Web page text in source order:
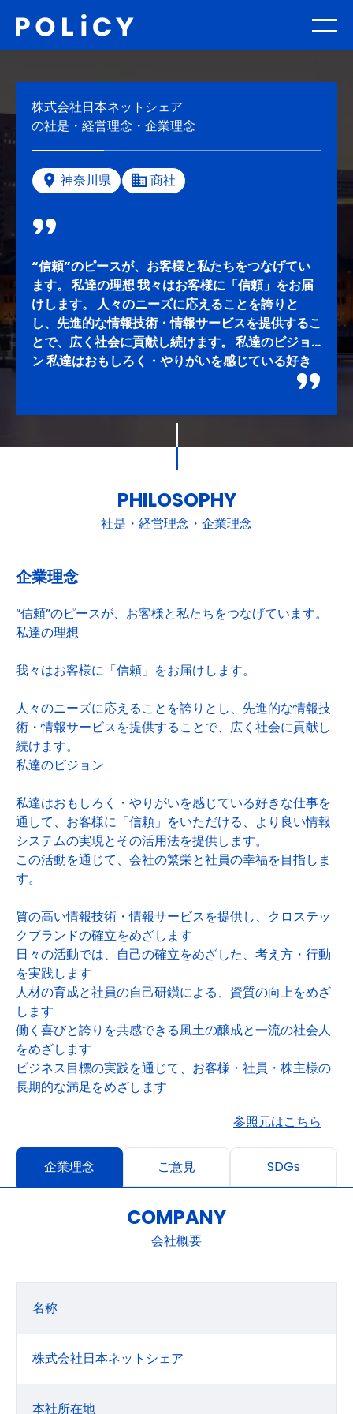
株式会社日本ネットシェア
の社是・経営理念・企業理念
神奈川県 商社
“信頼”のピースが、お客様と私たちをつなげてい
ます。 私達の理想 我々はお客様に「信頼」をお届
けします。 人々のニーズに応えることを誇りと
し、先進的な情報技術・情報サービスを提供するこ
とで、広く社会に貢献し続けます。 私達のビジョ
ン 私達はおもしろく・やりがいを感じている好き
な仕事を通して、お客様に「信頼」をいただける、
ます。 この活動を通じて、会社の繁栄と社員の幸
ます 日々の活動では、自己の確立をめざした、考
え方・行動を実践します 人材の育成と社員の自己
研鑚による、資質の向上をめざします 働く喜びと
誇りを共感できる風土の醸成と一流の社会人をめざ
員・株主様の長期的な満足をめざします
PHILOSOPHY
社是・経営理念・企業理念
企業理念
“信頼”のピースが、お客様と私たちをつなげています。
私達の理想
我々はお客様に「信頼」をお届けします。
人々のニーズに応えることを誇りとし、先進的な情報技
術・情報サービスを提供することで、広く社会に貢献し
続けます。
私達のビジョン
私達はおもしろく・やりがいを感じている好きな仕事を
通して、お客様に「信頼」をいただける、より良い情報
システムの実現とその活用法を提供します。
この活動を通じて、会社の繁栄と社員の幸福を目指しま
す。
質の高い情報技術・情報サービスを提供し、クロステッ
クブランドの確立をめざします
日々の活動では、自己の確立をめざした、考え方・行動
を実践します
人材の育成と社員の自己研鑚による、資質の向上をめざ
します
働く喜びと誇りを共感できる風土の醸成と一流の社会人
をめざします
ビジネス目標の実践を通じて、お客様・社員・株主様の
長期的な満足をめざします
参照元はこちら
企業理念 ご意見 SDGs
COMPANY
会社概要
名称
株式会社日本ネットシェア
本社所在地